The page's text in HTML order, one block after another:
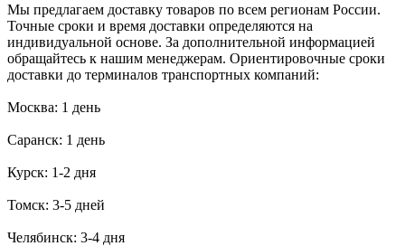
Мы предлагаем доставку товаров по всем регионам России.
Точные сроки и время доставки определяются на
индивидуальной основе. За дополнительной информацией
обращайтесь к нашим менеджерам. Ориентировочные сроки
доставки до терминалов транспортных компаний:
Москва: 1 день
Саранск: 1 день
Курск: 1-2 дня
Томск: 3-5 дней
Челябинск: 3-4 дня